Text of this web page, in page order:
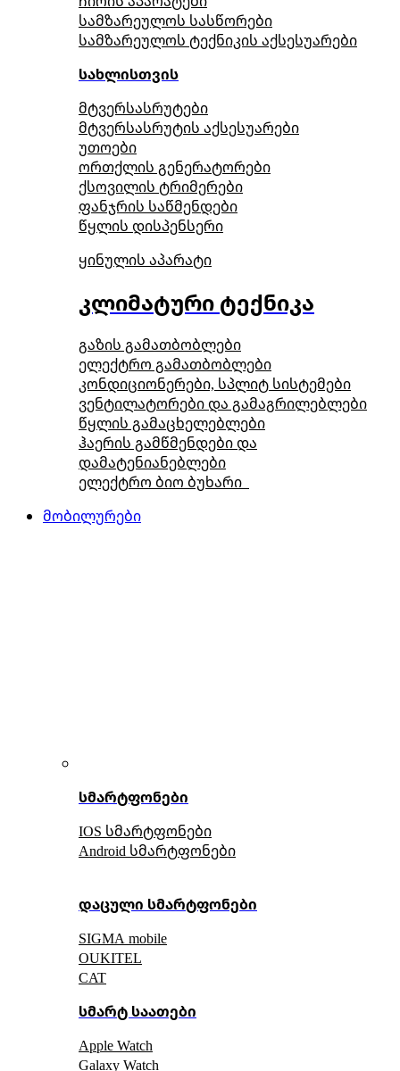
სამზარეულოს სასწორები
სამზარეულოს ტექნიკის აქსესუარები
სახლისთვის
მტვერსასრუტები
მტვერსასრუტის აქსესუარები
უთოები
ორთქლის გენერატორები
ქსოვილის ტრიმერები
ფანჯრის საწმენდები
წყლის დისპენსერი
ყინულის აპარატი
კლიმატური ტექნიკა
გაზის გამათბობლები
ელექტრო გამათბობლები
კონდიციონერები, სპლიტ სისტემები
ვენტილატორები და გამაგრილებლები
წყლის გამაცხელებლები
ჰაერის გამწმენდები და
დამატენიანებლები
ელექტრო ბიო ბუხარი
მობილურები
სმარტფონები
IOS სმარტფონები
Android სმარტფონები
დაცული სმარტფონები
SIGMA mobile
OUKITEL
CAT
სმარტ საათები
Apple Watch
Galaxy Watch